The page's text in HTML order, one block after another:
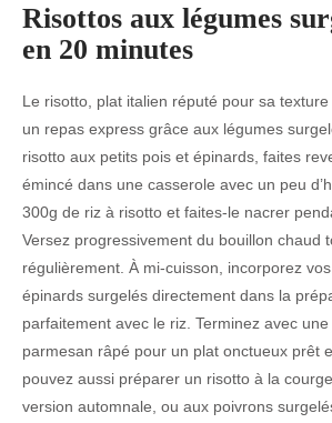
Risottos aux légumes
en 20 minutes
Le risotto, plat italien réputé pour sa
un repas express grâce aux légumes
risotto aux petits pois et épinards, faites
émincé dans une casserole avec un peu
300g de riz à risotto et faites-le nacrer
Versez progressivement du bouillon chaud
régulièrement. À mi-cuisson, incorporez
épinards surgelés directement dans la
parfaitement avec le riz. Terminez avec
parmesan râpé pour un plat onctueux prêt
pouvez aussi préparer un risotto à la
version automnale, ou aux poivrons